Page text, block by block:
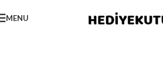
MENU